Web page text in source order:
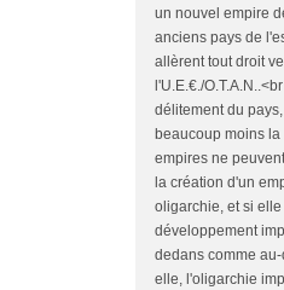
un nouvel empire
anciens pays de
allèrent tout droit
l'U.E.€./
délitement du
beaucoup moins
empires ne
la création d'un
oligarchie, et si
développement
dedans comme
elle, l'oligarchie